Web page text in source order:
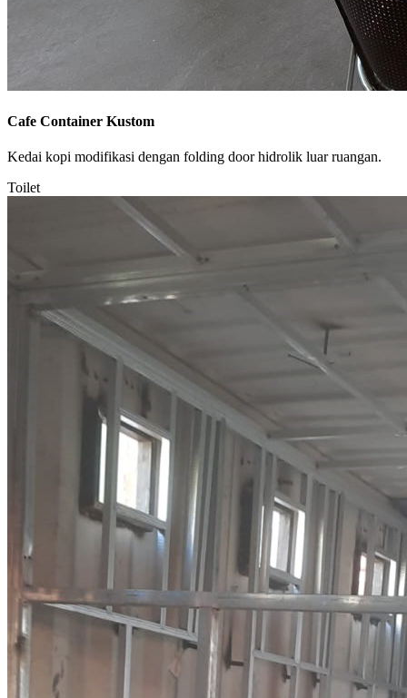
Cafe Container Kustom
Kedai kopi modifikasi dengan folding door hidrolik luar ruangan.
Toilet